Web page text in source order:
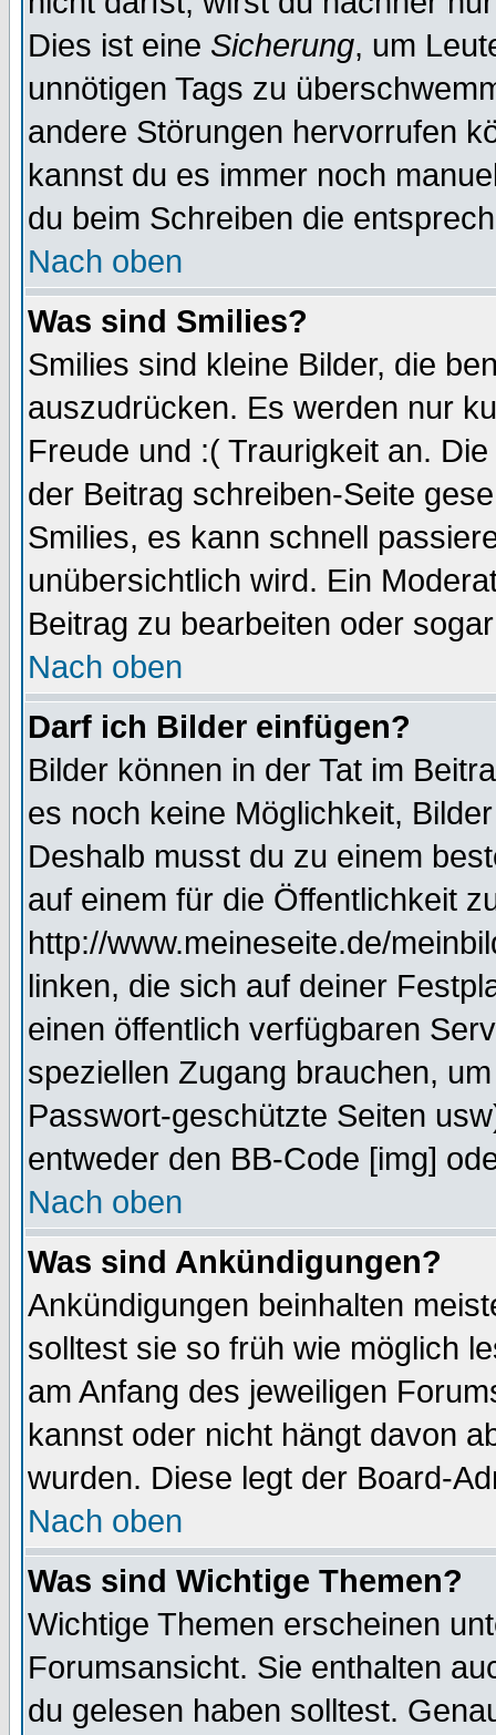
Dies ist eine Sicherung, um
unnötigen Tags zu
andere Störungen hervorrufen
kannst du es immer noch
du beim Schreiben die
Nach oben
Was sind Smilies?
Smilies sind kleine Bilder, die
auszudrücken. Es werden nur
Freude und :( Traurigkeit an.
der Beitrag schreiben-Seite
Smilies, es kann schnell
unübersichtlich wird. Ein
Beitrag zu bearbeiten oder
Nach oben
Darf ich Bilder einfügen?
Bilder können in der Tat im
es noch keine Möglichkeit,
Deshalb musst du zu einem
auf einem für die Öffentlichkeit
http://www.meineseite.de/
linken, die sich auf deiner
einen öffentlich verfügbaren
speziellen Zugang brauchen,
Passwort-geschützte Seiten
entweder den BB-Code [img]
Nach oben
Was sind Ankündigungen?
Ankündigungen beinhalten
solltest sie so früh wie möglich
am Anfang des jeweiligen
kannst oder nicht hängt davon
wurden. Diese legt der Board-
Nach oben
Was sind Wichtige Themen?
Wichtige Themen erscheinen
Forumsansicht. Sie enthalten
du gelesen haben solltest.